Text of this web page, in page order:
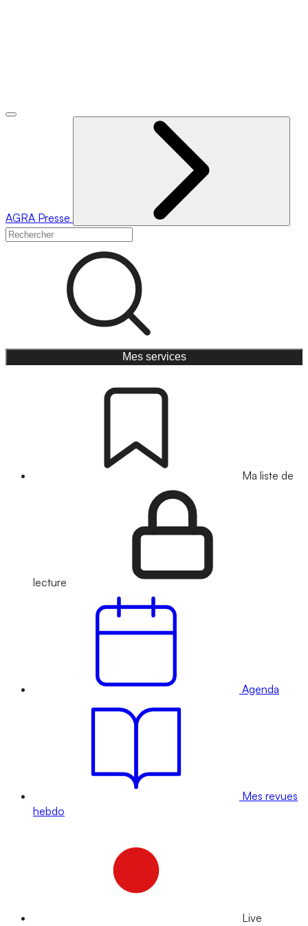
AGRA Presse
Mes services
Ma liste de
lecture
Agenda
Mes revues
hebdo
Live